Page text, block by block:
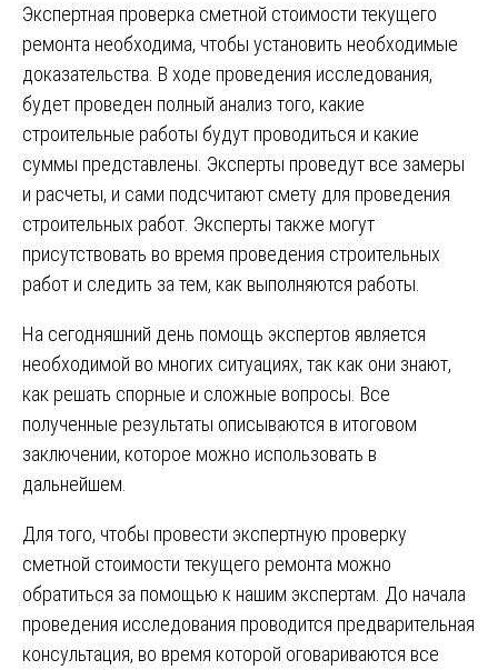
Экспертная проверка сметной стоимости текущего
ремонта необходима, чтобы установить необходимые
доказательства. В ходе проведения исследования,
будет проведен полный анализ того, какие
строительные работы будут проводиться и какие
суммы представлены. Эксперты проведут все замеры
и расчеты, и сами подсчитают смету для проведения
строительных работ. Эксперты также могут
присутствовать во время проведения строительных
работ и следить за тем, как выполняются работы.
На сегодняшний день помощь экспертов является
необходимой во многих ситуациях, так как они знают,
как решать спорные и сложные вопросы. Все
полученные результаты описываются в итоговом
заключении, которое можно использовать в
дальнейшем.
Для того, чтобы провести экспертную проверку
сметной стоимости текущего ремонта можно
обратиться за помощью к нашим экспертам. До начала
проведения исследования проводится предварительная
консультация, во время которой оговариваются все